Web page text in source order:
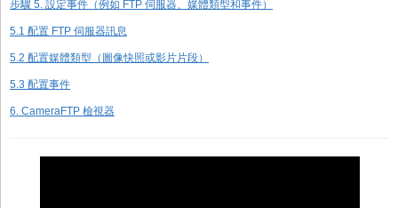
步驟 5. 設定事件（例如 FTP 伺服器、媒體類型和事件）
5.1 配置 FTP 伺服器訊息
5.2 配置媒體類型（圖像快照或影片片段）
5.3 配置事件
6. CameraFTP 檢視器